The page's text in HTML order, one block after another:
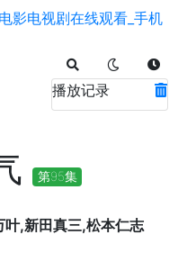
播放记录
第95集
,新田真三,松本仁志